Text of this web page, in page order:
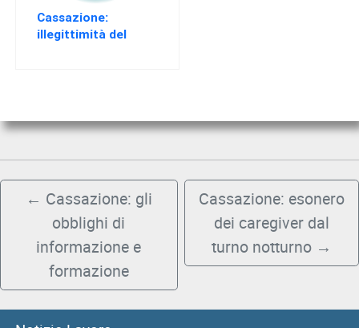
Cassazione:
illegittimità del
svolto all’estero
← Cassazione: gli
obblighi di
informazione e
formazione
Cassazione: esonero
dei caregiver dal
turno notturno →